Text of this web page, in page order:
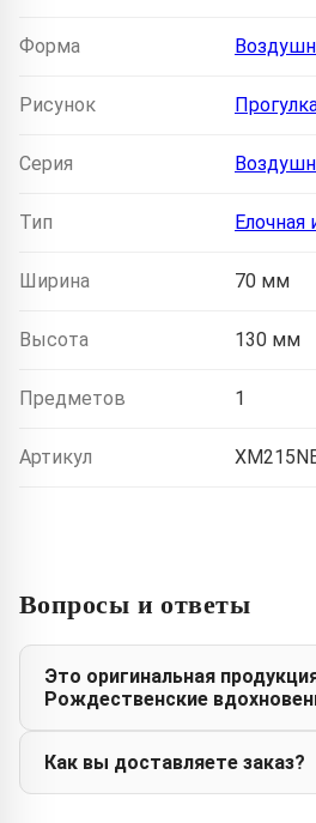
Форма
Рисунок
Серия
Тип Елочная
Ширина 70 мм
Высота 130 мм
Предметов 1
Артикул
Вопросы и ответы
Это оригинальная
Рождественские
Как вы доставляете заказ?